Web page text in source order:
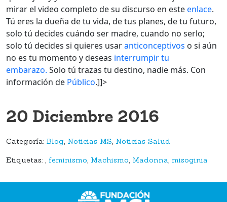
mirar el video completo de su discurso en esteenlace.
Tú eres la dueña de tu vida, de tus planes, de tu futuro,
solo tú decides cuándo ser madre, cuando no serlo;
solo tú decides si quieres usaranticonceptivos o si aún
no es tu momento y deseas interrumpir tu
embarazo. Solo tú trazas tu destino, nadie más. Con
información de Público.]]>
20 Diciembre 2016
Categoría: Blog, Noticias MS, Noticias Salud
Etiquetas: , feminismo, Machismo, Madonna, misoginia